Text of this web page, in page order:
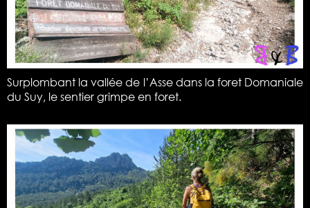
Surplombant la vallée de l’Asse dans la foret Domaniale
du Suy, le sentier grimpe en foret.